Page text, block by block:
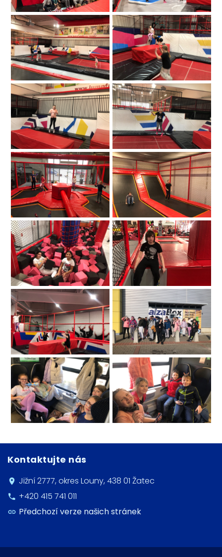
Kontaktujte nás
Jižní 2777, okres Louny, 438 01 Žatec
+420 415 741 011
Předchozí verze našich stránek